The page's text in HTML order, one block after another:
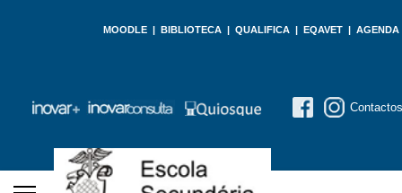
MOODLE | BIBLIOTECA | QUALIFICA | EQAVET | AGENDA
Contactos